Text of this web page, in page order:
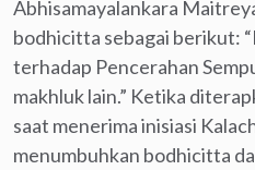
Abhisamayalankara
bodhicitta sebagai berikut:
terhadap Pencerahan
makhluk lain.” Ketika
saat menerima inisiasi
menumbuhkan bodhicitta